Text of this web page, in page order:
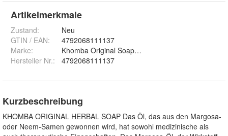
Artikelmerkmale
Zustand:
Neu
GTIN / EAN:
4792068111137
Marke:
Khomba Original Soap/Swadeshi
Hersteller Nr.:
4792068111137
Kurzbeschreibung
KHOMBA ORIGINAL HERBAL SOAP Das Öl, das aus den Margosa-
oder Neem-Samen gewonnen wird, hat sowohl medizinische als